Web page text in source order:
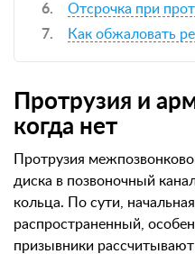
Отсрочка при
Как обжаловать
Протрузия и
когда нет
Протрузия
диска в позвоночный
кольца. По сути,
распространенный,
призывники